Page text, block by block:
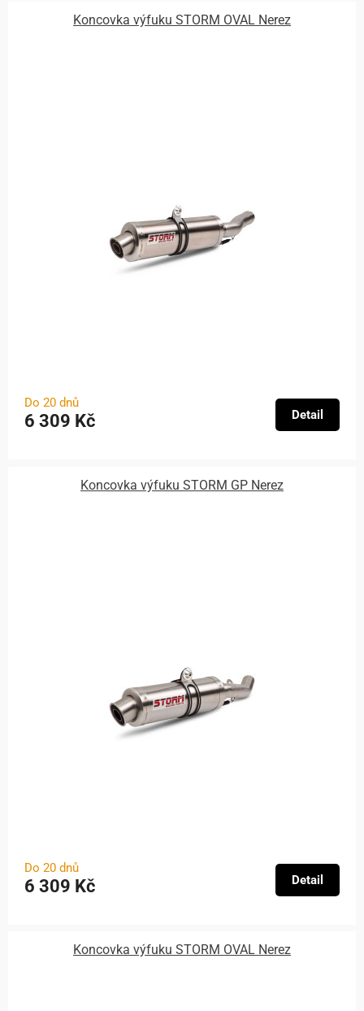
Koncovka výfuku STORM OVAL Nerez
Do 20 dnů
6 309 Kč Detail
Koncovka výfuku STORM GP Nerez
Do 20 dnů
6 309 Kč Detail
Koncovka výfuku STORM OVAL Nerez